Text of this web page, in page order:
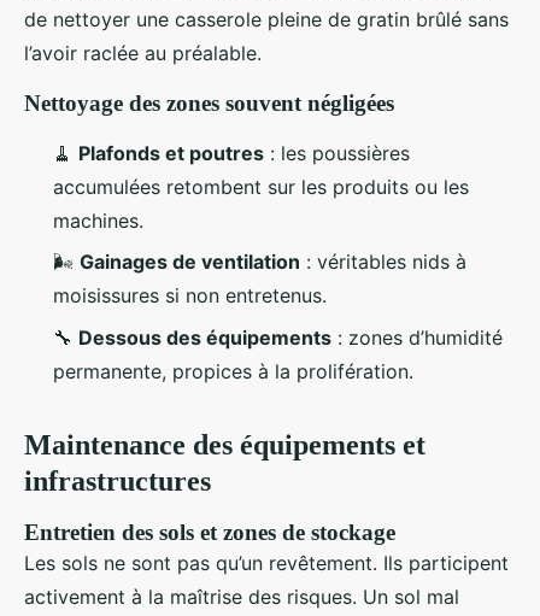
de nettoyer une casserole pleine de gratin brûlé sans
l’avoir raclée au préalable.
Nettoyage des zones souvent négligées
🧹 Plafonds et poutres : les poussières
accumulées retombent sur les produits ou les
machines.
🌬️ Gainages de ventilation : véritables nids à
moisissures si non entretenus.
🔧 Dessous des équipements : zones d’humidité
permanente, propices à la prolifération.
Maintenance des équipements et
infrastructures
Entretien des sols et zones de stockage
Les sols ne sont pas qu’un revêtement. Ils participent
activement à la maîtrise des risques. Un sol mal